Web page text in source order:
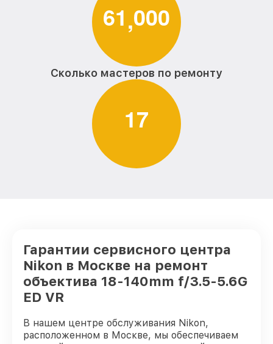
61,000
Сколько мастеров по ремонту
17
Гарантии сервисного центра
Nikon в Москве на ремонт
объектива 18-140mm f/3.5-5.6G
ED VR
В нашем центре обслуживания Nikon,
расположенном в Москве, мы обеспечиваем